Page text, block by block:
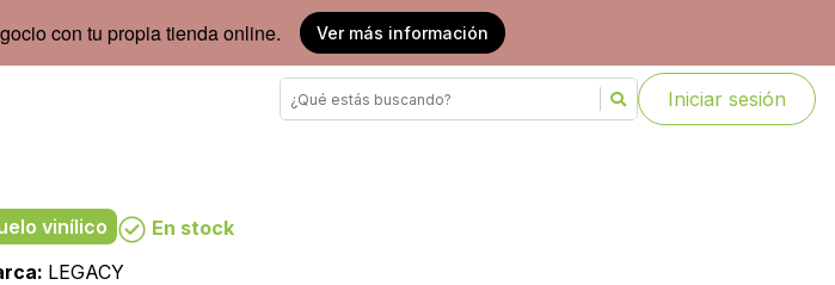
con tu propia tienda online. Ver más información
Iniciar sesión
vinílico
En stock
LEGACY